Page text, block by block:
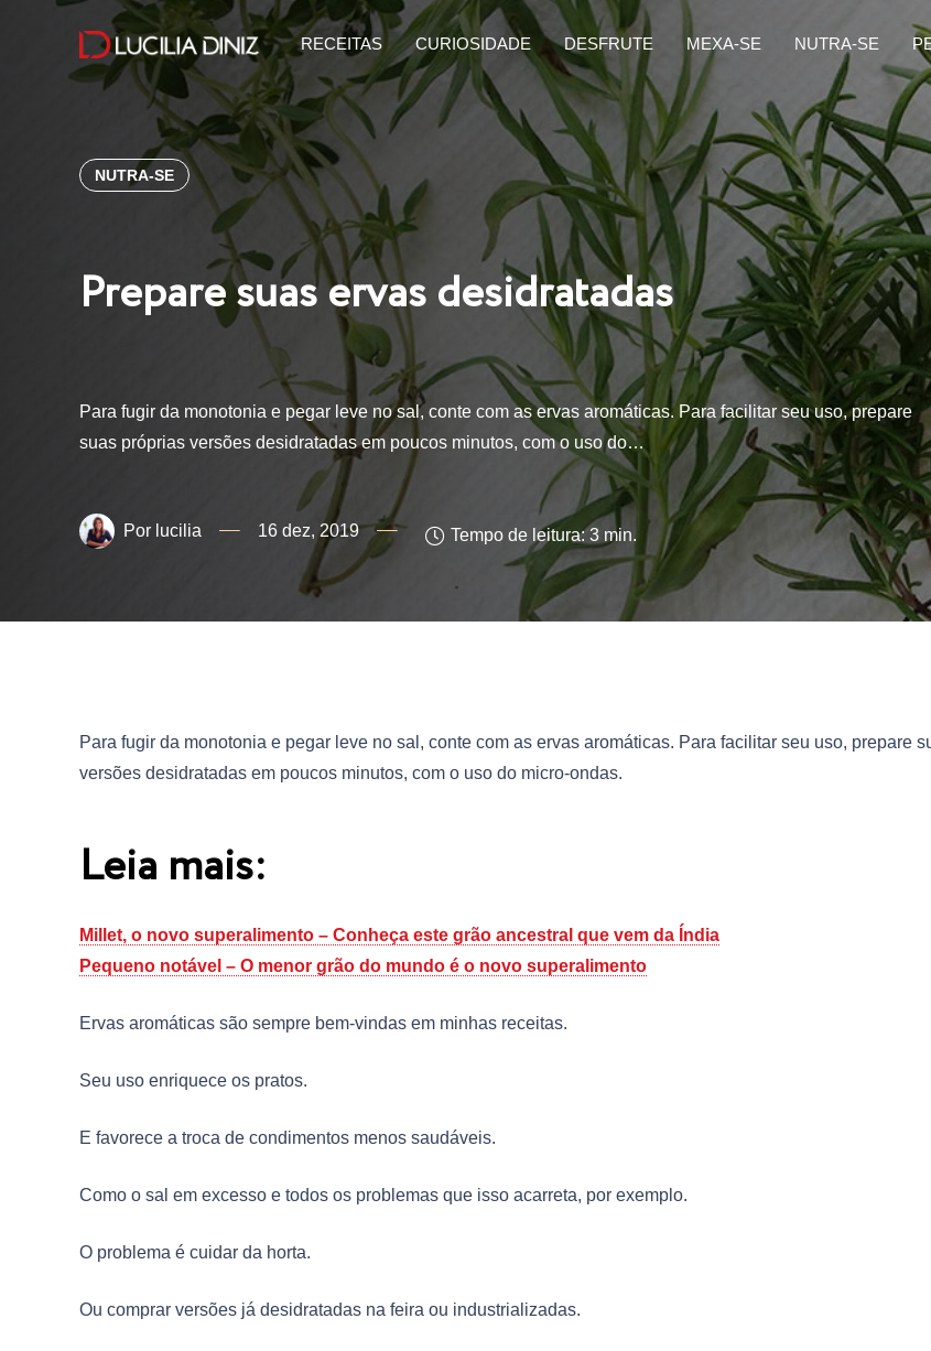
RECEITAS CURIOSIDADE DESFRUTE MEXA-SE NUTRA-SE
NUTRA-SE
Prepare suas ervas desidratadas
Para fugir da monotonia e pegar leve no sal, conte com as ervas aromáticas. Para facilitar seu uso, prepare
suas próprias versões desidratadas em poucos minutos, com o uso do…
lucilia 16 dez, 2019 Tempo de leitura: 3 min.
Para fugir da monotonia e pegar leve no sal, conte com as ervas aromáticas. Para facilitar seu uso, prepare
versões desidratadas em poucos minutos, com o uso do micro-ondas.
Leia mais:
Millet, o novo superalimento – Conheça este grão ancestral que vem da Índia
Pequeno notável – O menor grão do mundo é o novo superalimento
Ervas aromáticas são sempre bem-vindas em minhas receitas.
Seu uso enriquece os pratos.
E favorece a troca de condimentos menos saudáveis.
Como o sal em excesso e todos os problemas que isso acarreta, por exemplo.
O problema é cuidar da horta.
Ou comprar versões já desidratadas na feira ou industrializadas.